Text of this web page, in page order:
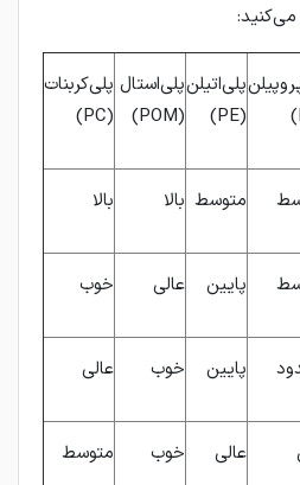
می‌کنید:
پلی‌اتیلن
(PE)
پلی‌استال
(POM)
پلی‌کربنات
(PC)
متوسط بالا بالا
پایین عالی خوب
پایین خوب عالی
عالی خوب متوسط